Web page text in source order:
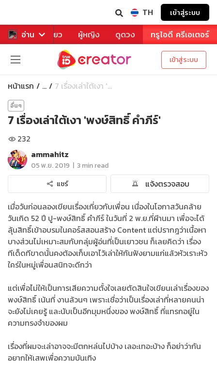
TH เข้าสู่ระบบ
อ่าน
หาร ท่องเที่ยว ผู้หญิง ดูดวง ทรูไอดี ครีเอเตอร์
เข้าสู่ระบบ
หน้าแรก ... 7 เรื่องเล่าใต้เงา '...
อื่นๆ
7 เรื่องเล่าใต้เงา 'พงษ์สิทธิ์ คำภีร์'
232
ammahitz
05 พ.ย. 2019 | 3 min read
แชร์
แจ้งตรวจสอบ
เมื่อวันก่อนลองเขียนเรื่องเกี่ยวกับเพื่อน เนื่องในโอกาสวันคล้าย
วันเกิด 52 ปี ปู-พงษ์สิทธิ์ คำภีร์ ในวันที่ 2 พ.ย.ที่ผีานมา เพื่อจะได้
ลุ้นสิทธิ์เข้าอบรมในคอร์สสอนสร้าง Content แต่ปรากฎว่าเนื้อหา
บางส่วนไม่เหมาะสมกับกลุ่มผู้อ่นที่เป็นเยาวชน ก็เลยคิดว่า เรื่อง
ทีเด็ดทีขาดนั้นคงต้องเก็บเอาไว้เล่าให้กันฟังยามแก่แล้วหัวเราะหัว
ใคร่ในหมู่เพื่อนสนิทจะดีกว่า
แต่เพื่อไม่ให้เป็นการเสียความตั้งใจเลยตัดสินใจเขียนเล่าเรื่องของ
พงษ์สิทธิ์ เน้นที่ งานล้วนๆ เพราะเชื่อว่าเป็นเรื่องเล่าที่หลายคนน่า
จะยังไม่เคยรู้ และนับเป็นอีกมุมหนึ่งของ พงษ์สิทธิ์ ที่แทรกอยู่ใน
ความทรงจำของผม
เรื่องที่ผมจะเล่าอาจจะมีตกหล่นไปบ้าง เลอะเทอะบ้าง ก็อย่าว่ากัน
อยากให้เสพเพื่อความบันเทิง